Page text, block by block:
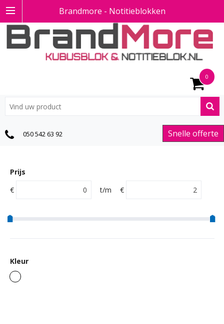
Brandmore - Notitieblokken
0
Snelle offerte
050 542 63 92
Prijs
€
t/m €
Kleur